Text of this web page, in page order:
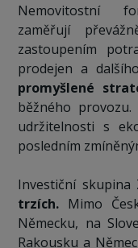
Nemovitostní
zaměřují
zastoupením
prodejen a
promyšlené
běžného
udržitelnosti s
posledním
Investiční skupina
trzích. Mimo
Německu, na
Rakousku a